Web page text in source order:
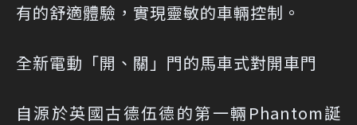
有的舒適體驗，實現靈敏的車輛控制。
全新電動「開、關」門的馬車式對開車門
自源於英國古德伍德的第一輛Phantom誕